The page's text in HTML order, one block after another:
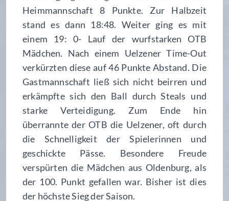
Heimmannschaft 8 Punkte. Zur Halbzeit
stand es dann 18:48. Weiter ging es mit
einem 19: 0- Lauf der wurfstarken OTB
Mädchen. Nach einem Uelzener Time-Out
verkürzten diese auf 46 Punkte Abstand. Die
Gastmannschaft ließ sich nicht beirren und
erkämpfte sich den Ball durch Steals und
starke Verteidigung. Zum Ende hin
überrannte der OTB die Uelzener, oft durch
die Schnelligkeit der Spielerinnen und
geschickte Pässe. Besondere Freude
verspürten die Mädchen aus Oldenburg, als
der 100. Punkt gefallen war. Bisher ist dies
der höchste Sieg der Saison.